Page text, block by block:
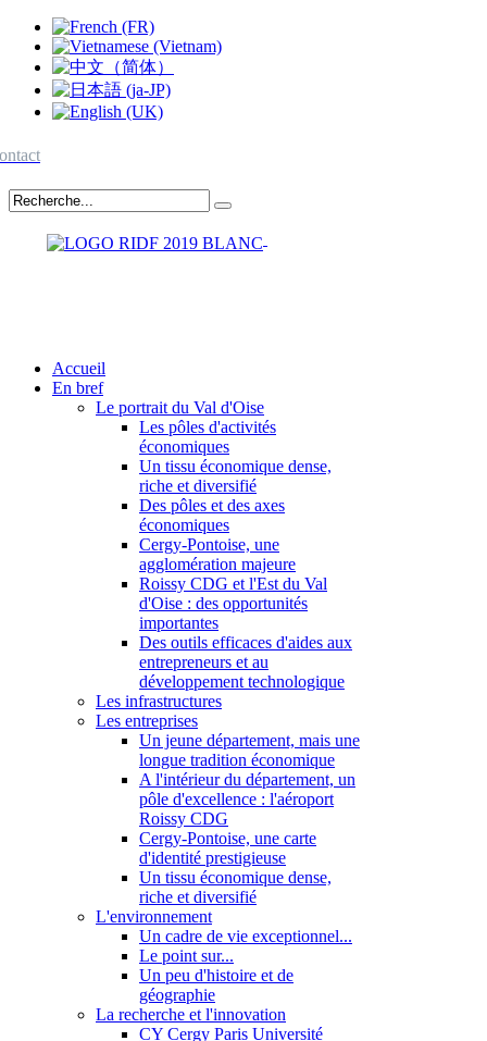
Accueil
En bref
Le portrait du Val d'Oise
Les pôles d'activités
économiques
Un tissu économique dense,
riche et diversifié
Des pôles et des axes
économiques
Cergy-Pontoise, une
agglomération majeure
Roissy CDG et l'Est du Val
d'Oise : des opportunités
importantes
Des outils efficaces d'aides aux
entrepreneurs et au
développement technologique
Les infrastructures
Les entreprises
Un jeune département, mais une
longue tradition économique
A l'intérieur du département, un
pôle d'excellence : l'aéroport
Roissy CDG
Cergy-Pontoise, une carte
d'identité prestigieuse
Un tissu économique dense,
riche et diversifié
L'environnement
Un cadre de vie exceptionnel...
Le point sur...
Un peu d'histoire et de
géographie
La recherche et l'innovation
CY Cergy Paris Université